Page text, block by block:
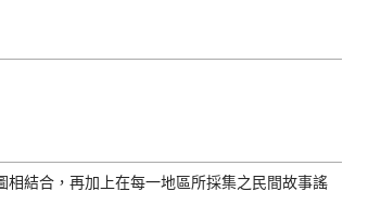
結合，再加上在每一地區所採集之民間故事謠